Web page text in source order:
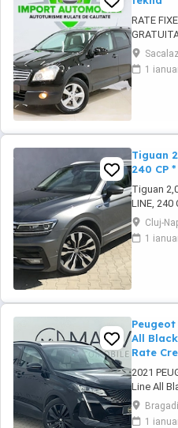
RATE
1
Tiguan
240 CP
Tiguan
LINE, 240
leasing
origine:
Cluj-
1
Peugeot
All
Rate
2021
Line All
buna atat
la zi
1